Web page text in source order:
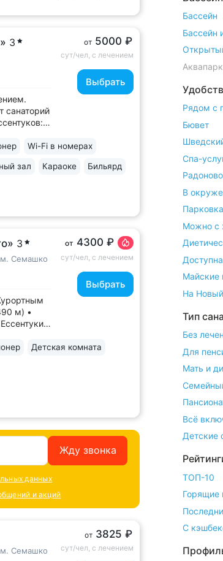
3
санаторий
от 5000 ₽
сут/чел, с лечением
Выбрать
Wi-Fi в номерах
зал Караоке Бильярд
3
Семашко
м) •
от 4300 ₽
сут/чел, с лечением
Выбрать
Детская комната
Жду звонка
данных
и акций
Семашко
от 3825 ₽
сут/чел, с лечением
Бассейн
Бассейн
Рядом с
Бювет
Спа-
В
Парковка
Можно с
Майские
На
Тип
Без
Для
Мать и
Всё
Детские
ТОП-10
Горящие
С